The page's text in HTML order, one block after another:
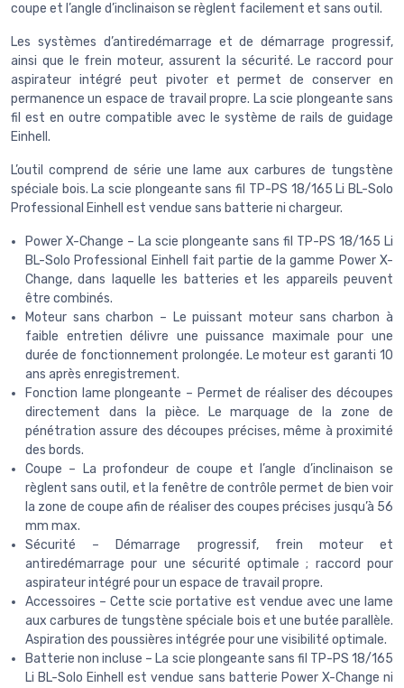
coupe et l’angle d’inclinaison se règlent facilement et sans outil.
Les systèmes d’antiredémarrage et de démarrage progressif,
ainsi que le frein moteur, assurent la sécurité. Le raccord pour
aspirateur intégré peut pivoter et permet de conserver en
permanence un espace de travail propre. La scie plongeante sans
fil est en outre compatible avec le système de rails de guidage
Einhell.
L’outil comprend de série une lame aux carbures de tungstène
spéciale bois. La scie plongeante sans fil TP-PS 18/165 Li BL-Solo
Professional Einhell est vendue sans batterie ni chargeur.
Power X-Change – La scie plongeante sans fil TP-PS 18/165 Li
BL-Solo Professional Einhell fait partie de la gamme Power X-
Change, dans laquelle les batteries et les appareils peuvent
être combinés.
Moteur sans charbon – Le puissant moteur sans charbon à
faible entretien délivre une puissance maximale pour une
durée de fonctionnement prolongée. Le moteur est garanti 10
ans après enregistrement.
Fonction lame plongeante – Permet de réaliser des découpes
directement dans la pièce. Le marquage de la zone de
pénétration assure des découpes précises, même à proximité
des bords.
Coupe – La profondeur de coupe et l’angle d’inclinaison se
règlent sans outil, et la fenêtre de contrôle permet de bien voir
la zone de coupe afin de réaliser des coupes précises jusqu’à 56
mm max.
Sécurité – Démarrage progressif, frein moteur et
antiredémarrage pour une sécurité optimale ; raccord pour
aspirateur intégré pour un espace de travail propre.
Accessoires – Cette scie portative est vendue avec une lame
aux carbures de tungstène spéciale bois et une butée parallèle.
Aspiration des poussières intégrée pour une visibilité optimale.
Batterie non incluse – La scie plongeante sans fil TP-PS 18/165
Li BL-Solo Einhell est vendue sans batterie Power X-Change ni